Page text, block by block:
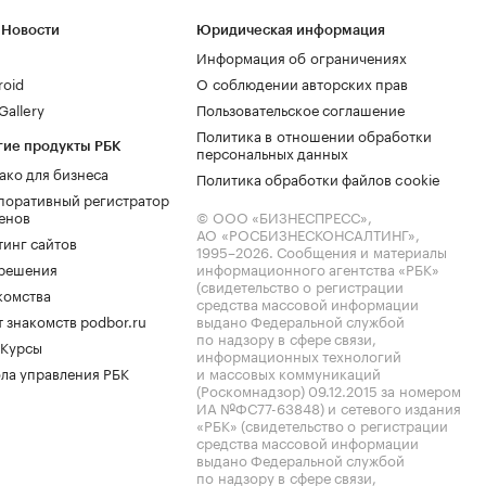
продукты РБК
для бизнеса
регистратор
сайтов
знакомств podbor.ru
управления РБК
Юридическая информация
Информация об ограничениях
О соблюдении авторских прав
Пользовательское соглашение
Политика в отношении обработки
персональных данных
Политика обработки файлов cookie
© ООО «БИЗНЕСПРЕСС»,
АО «РОСБИЗНЕСКОНСАЛТИНГ»,
1995–2026. Сообщения и материалы
информационного агентства «РБК»
(свидетельство о регистрации
средства массовой информации
выдано Федеральной службой
по надзору в сфере связи,
информационных технологий
и массовых коммуникаций
(Роскомнадзор) 09.12.2015 за номером
ИА №ФС77-63848) и сетевого издания
«РБК» (свидетельство о регистрации
средства массовой информации
выдано Федеральной службой
по надзору в сфере связи,